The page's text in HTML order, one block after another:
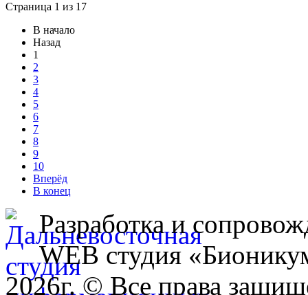
Страница 1 из 17
В начало
Назад
1
2
3
4
5
6
7
8
9
10
Вперёд
В конец
Разработка и
WEB студия
2026г. © Все права